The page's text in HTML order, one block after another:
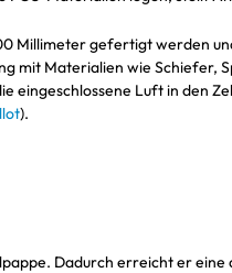
Millimeter gefertigt werden
mit Materialien wie Schiefer,
Luft in den
).
Dadurch erreicht er eine